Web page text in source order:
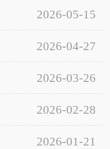
2026-05-15
2026-04-27
2026-03-26
2026-02-28
2026-01-21